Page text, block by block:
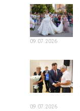
09.07.2026
09.07.2026